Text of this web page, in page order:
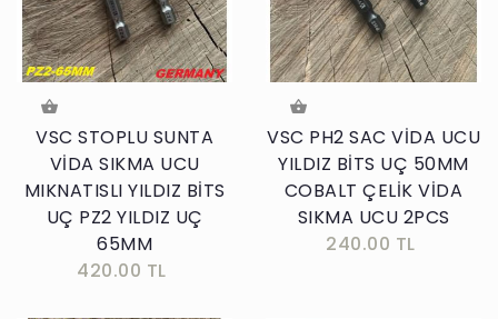
VSC STOPLU SUNTA
VİDA SIKMA UCU
MIKNATISLI YILDIZ BİTS
UÇ PZ2 YILDIZ UÇ
65MM
420.00 TL
VSC PH2 SAC VİDA UCU
YILDIZ BİTS UÇ 50MM
COBALT ÇELİK VİDA
SIKMA UCU 2PCS
240.00 TL